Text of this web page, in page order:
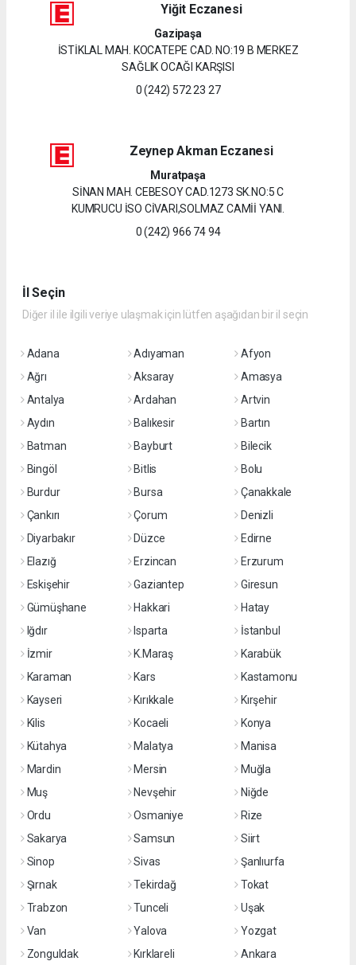
Yiğit Eczanesi
Gazipaşa
İSTİKLAL MAH. KOCATEPE CAD. NO:19 B MERKEZ
SAĞLIK OCAĞI KARŞISI
0 (242) 572 23 27
Zeynep Akman Eczanesi
Muratpaşa
SİNAN MAH. CEBESOY CAD.1273 SK.NO:5 C
KUMRUCU İSO CİVARI,SOLMAZ CAMİİ YANI.
0 (242) 966 74 94
İl Seçin
Diğer il ile ilgili veriye ulaşmak için lütfen aşağıdan bir il seçin
Adana Adıyaman
Afyon
Ağrı
Aksaray
Amasya
Antalya
Ardahan
Artvin
Aydın
Balıkesir
Bartın
Batman
Bayburt
Bilecik
Bingöl
Bitlis
Bolu
Burdur
Bursa
Çanakkale
Çankırı
Çorum
Denizli
Diyarbakır
Düzce
Edirne
Elazığ
Erzincan
Erzurum
Eskişehir
Gaziantep
Giresun
Gümüşhane
Hakkari
Hatay
Iğdır
Isparta
İstanbul
İzmir
K.Maraş
Karabük
Karaman
Kars
Kastamonu
Kayseri
Kırıkkale
Kırşehir
Kilis
Kocaeli
Konya
Kütahya
Malatya
Manisa
Mardin
Mersin
Muğla
Muş
Nevşehir
Niğde
Ordu
Osmaniye
Rize
Sakarya
Samsun
Siirt
Sinop
Sivas
Şanlıurfa
Şırnak
Tekirdağ
Tokat
Trabzon
Tunceli
Uşak
Van
Yalova
Yozgat
Zonguldak
Kırklareli Ankara